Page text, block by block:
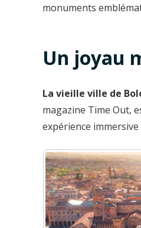
monuments
Un joyau
La vieille ville de
magazine Time Out,
expérience